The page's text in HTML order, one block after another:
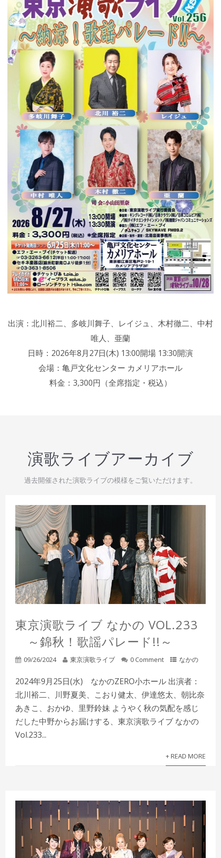
出演：北川裕二、多岐川舞子、レイジュ、木村徹二、中村
唯人、亜蘭
日時：2026年8月27日(木) 13:00開場 13:30開演
会場：亀戸文化センター カメリアホール
料金：3,300円（全席指定・税込）
演歌ライブアーカイブ
過去開催された演歌ライブの模様をご覧いただけます。
東京演歌ライブ なかの VOL.233
～錦秋！歌謡パレード!!～
09/26/2024 東京演歌ライブ 0 Comment なかの
2024年9月25日(水) なかのZERO小ホール 出演者：
北川裕二、川野夏美、こおり健太、伊達悠太、朝比奈
あきこ、おかゆ、里野鈴妹 ようやく秋の気配を感じ
だした中野からお届けする、東京演歌ライブ なかの
Vol.233...
+ READ MORE